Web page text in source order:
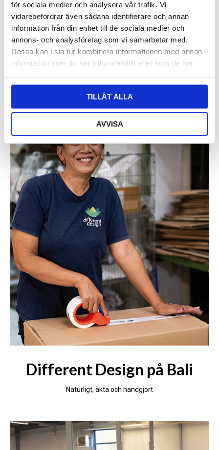
för sociala medier och analysera vår trafik. Vi
vidarebefordrar även sådana identifierare och annan
information från din enhet till de sociala medier och
annons- och analysföretag som vi samarbetar med.
Dessa kan i sin tur kombinera informationen med annan
information som du har tillhandahållit eller som de har
TILLÅT ALLA
AVVISA
Magnet Sweden
Artnr: 1317
Logga in för att se pris
LÄS MER
Magnet husbil/husvagn
Artnr: 1272
LÄS MER
Different Design på Bali
Naturligt, äkta och handgjort